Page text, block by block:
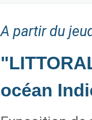
A partir du
océan